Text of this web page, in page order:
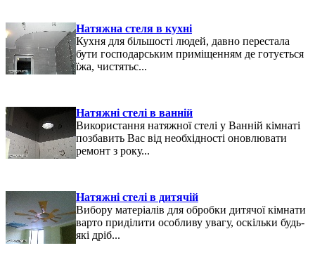
Натяжна стеля в кухні
Кухня для більшості людей, давно перестала
бути господарським приміщенням де готується
їжа, чистятьс...
Натяжні стелі в ванній
Використання натяжної стелі у Ванній кімнаті
позбавить Вас від необхідності оновлювати
ремонт з року...
Натяжні стелі в дитячій
Вибору матеріалів для обробки дитячої кімнати
варто приділити особливу увагу, оскільки будь-
які дріб...